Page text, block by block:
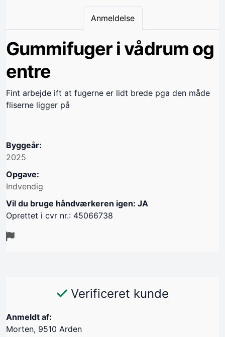
Anmeldelse
Gummifuger i vådrum og
entre
Fint arbejde ift at fugerne er lidt brede pga den måde
fliserne ligger på
Byggeår:
2025
Opgave:
Indvendig
Vil du bruge håndværkeren igen: JA
Oprettet i cvr nr.: 45066738
Verificeret kunde
Anmeldt af:
Morten, 9510 Arden